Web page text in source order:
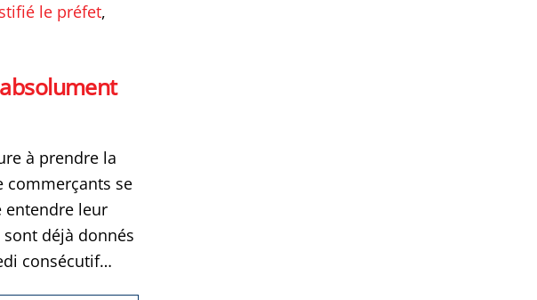
le préfet,
à prendre la
commerçants se
entendre leur
déjà donnés
consécutif…